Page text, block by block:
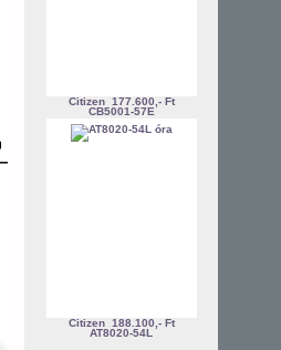
Citizen 177.600,- Ft
CB5001-57E
Citizen 188.100,- Ft
AT8020-54L